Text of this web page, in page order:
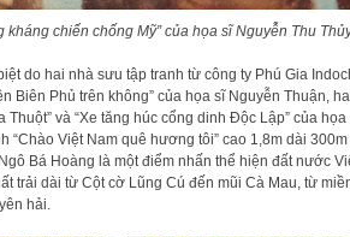
kháng chiến chống Mỹ” của họa sĩ Nguyễn Thu
do hai nhà sưu tập tranh từ công ty Phú Gia
Biên Phủ trên không” của họa sĩ Nguyễn Thuận,
và “Xe tăng húc cổng dinh Độc Lập” của họa
“Chào Việt Nam quê hương tôi” cao 1,8m dài 300m
Bá Hoàng là một điểm nhấn thể hiện đất nước
trải dài từ Cột cờ Lũng Cú đến mũi Cà Mau, từ
hải.